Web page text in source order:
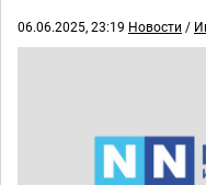
06.06.2025, 23:19 Новости /